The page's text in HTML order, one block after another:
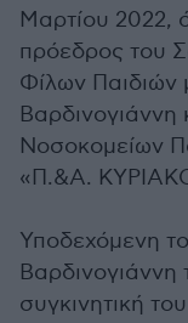
Μαρτίου 2022,
πρόεδρος του
Φίλων Παιδιών
Βαρδινογιάννη
Νοσοκομείων
«Π.&Α.
Υποδεχόμενη
Βαρδινογιάννη
συγκινητική